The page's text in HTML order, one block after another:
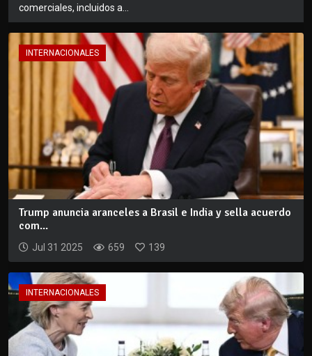
comerciales, incluidos a...
INTERNACIONALES
Trump anuncia aranceles a Brasil e India y sella acuerdo
com...
Jul 31 2025 659 139
INTERNACIONALES